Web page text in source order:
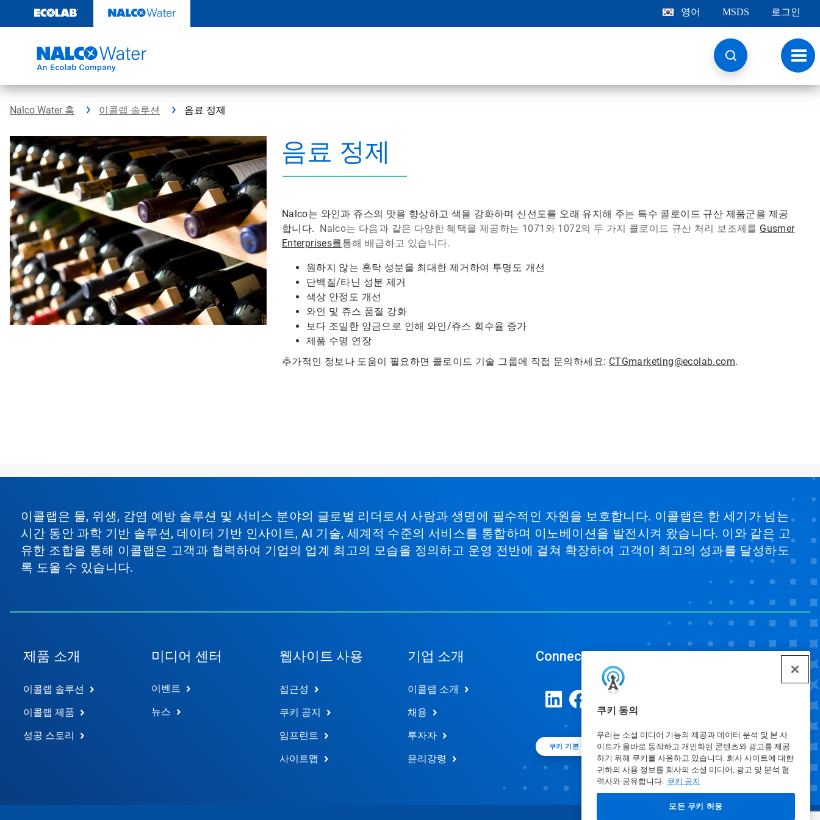
츠
기
쿠키 동의
우리는 소셜 미디어 기능의 제공과 데이터 분석 및 본 사
이트가 올바로 동작하고 개인화된 콘텐츠와 광고를 제공
하기 위해 쿠키를 사용하고 있습니다. 회사 사이트에 대한
귀하의 사용 정보를 회사의 소셜 미디어, 광고 및 분석 협
력사와 공유합니다. 쿠키 공지
모든 쿠키 허용
영어 MSDS 로그인
토
글
내
비
Nalco Water 홈 이콜랩 솔루션 음료 정제
음료 정제
Nalco는 와인과 쥬스의 맛을 향상하고 색을 강화하며 신선도를 오래 유지해 주는 특수 콜로이드 규산 제품군을 제공
합니다. Nalco는 다음과 같은 다양한 혜택을 제공하는 1071와 1072의 두 가지 콜로이드 규산 처리 보조제를 Gusmer
Enterprises를통해 배급하고 있습니다.
원하지 않는 혼탁 성분을 최대한 제거하여 투명도 개선
단백질/타닌 성분 제거
색상 안정도 개선
와인 및 쥬스 품질 강화
보다 조밀한 앙금으로 인해 와인/쥬스 회수율 증가
제품 수명 연장
추가적인 정보나 도움이 필요하면 콜로이드 기술 그룹에 직접 문의하세요: CTGmarketing@ecolab.com.
이콜랩은 물, 위생, 감염 예방 솔루션 및 서비스 분야의 글로벌 리더로서 사람과 생명에 필수적인 자원을 보호합니다. 이콜랩은 한 세기가 넘는
시간 동안 과학 기반 솔루션, 데이터 기반 인사이트, AI 기술, 세계적 수준의 서비스를 통합하며 이노베이션을 발전시켜 왔습니다. 이와 같은 고
유한 조합을 통해 이콜랩은 고객과 협력하여 기업의 업계 최고의 모습을 정의하고 운영 전반에 걸쳐 확장하여 고객이 최고의 성과를 달성하도
록 도울 수 있습니다.
제품 소개
이콜랩 솔루션
이콜랩 제품
성공 스토리
미디어 센터
이벤트
뉴스
웹사이트 사용
접근성
쿠키 공지
임프린트
사이트맵
기업 소개
이콜랩 소개
채용
투자자
윤리강령
Connect
쿠키 기본 설정